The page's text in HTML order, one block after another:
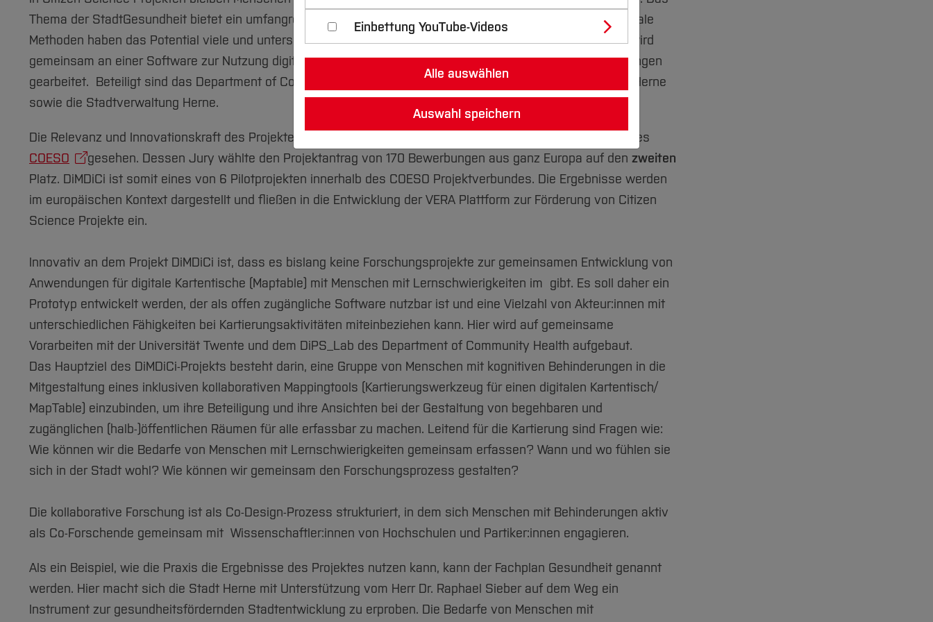
Thema der StadtGesundheit bietet ein umfangreiches Anwendungsfeld für Citizen Science Projekte und digitale
Methoden haben das Potential viele und unterschiedliche Menschen einzubeziehen. In dem Projekt DiMDiCi wird
gemeinsam an einer Software zur Nutzung digitaler Kartentisch durch Menschen mit kognitiven Einschränkungen
gearbeitet. Beteiligt sind das Department of Community Health, die Universität Twente der Wittekindshof in Herne
sowie die Stadtverwaltung Herne.
Die Relevanz und Innovationskraft des Projektes DiMDiCi wurde innerhalb des europäischen Projektverbundes
COESO
gesehen. Dessen Jury wählte den Projektantrag von 170 Bewerbungen aus ganz Europa auf den zweiten
Platz. DiMDiCi ist somit eines von 6 Pilotprojekten innerhalb des COESO Projektverbundes. Die Ergebnisse werden
im europäischen Kontext dargestellt und fließen in die Entwicklung der VERA Plattform zur Förderung von Citizen
Science Projekte ein.
Innovativ an dem Projekt DiMDiCi ist, dass es bislang keine Forschungsprojekte zur gemeinsamen Entwicklung von
Anwendungen für digitale Kartentische (Maptable) mit Menschen mit Lernschwierigkeiten im gibt. Es soll daher ein
Prototyp entwickelt werden, der als offen zugängliche Software nutzbar ist und eine Vielzahl von Akteur:innen mit
unterschiedlichen Fähigkeiten bei Kartierungsaktivitäten miteinbeziehen kann. Hier wird auf gemeinsame
Vorarbeiten mit der Universität Twente und dem DiPS_Lab des Department of Community Health aufgebaut.
Das Hauptziel des DiMDiCi-Projekts besteht darin, eine Gruppe von Menschen mit kognitiven Behinderungen in die
Mitgestaltung eines inklusiven kollaborativen Mappingtools (Kartierungswerkzeug für einen digitalen Kartentisch/
MapTable) einzubinden, um ihre Beteiligung und ihre Ansichten bei der Gestaltung von begehbaren und
zugänglichen (halb-)öffentlichen Räumen für alle erfassbar zu machen. Leitend für die Kartierung sind Fragen wie:
Wie können wir die Bedarfe von Menschen mit Lernschwierigkeiten gemeinsam erfassen? Wann und wo fühlen sie
sich in der Stadt wohl? Wie können wir gemeinsam den Forschungsprozess gestalten?
Die kollaborative Forschung ist als Co-Design-Prozess strukturiert, in dem sich Menschen mit Behinderungen aktiv
als Co-Forschende gemeinsam mit Wissenschaftler:innen von Hochschulen und Partiker:innen engagieren.
Als ein Beispiel, wie die Praxis die Ergebnisse des Projektes nutzen kann, kann der Fachplan Gesundheit genannt
werden. Hier macht sich die Stadt Herne mit Unterstützung vom Herr Dr. Raphael Sieber auf dem Weg ein
Instrument zur gesundheitsfördernden Stadtentwicklung zu erproben. Die Bedarfe von Menschen mit
Einbettung YouTube-Videos
Alle auswählen
Auswahl speichern